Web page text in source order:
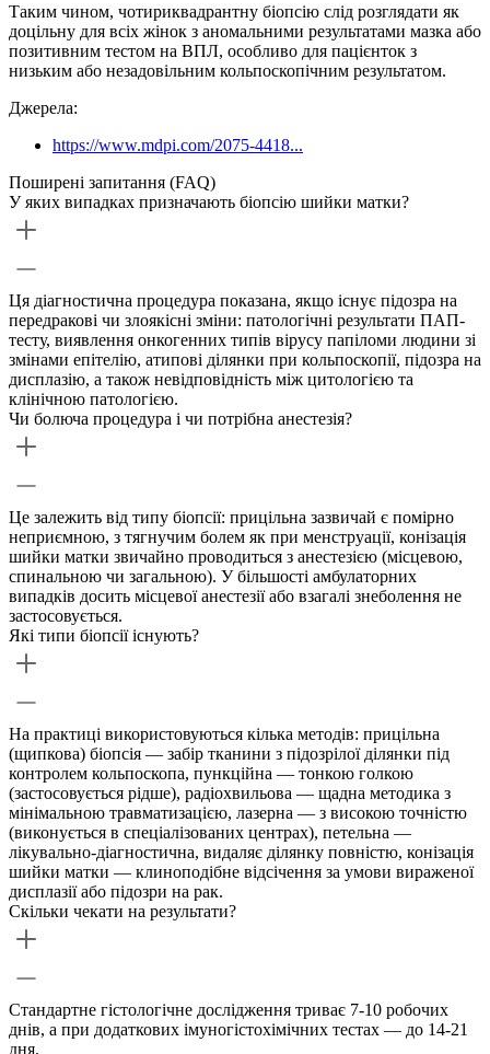
Таким чином, чотириквадрантну біопсію слід розглядати як
доцільну для всіх жінок з аномальними результатами мазка або
позитивним тестом на ВПЛ, особливо для пацієнток з
низьким або незадовільним кольпоскопічним результатом.
Джерела:
https://www.mdpi.com/2075-4418...
Поширені запитання (FAQ)
У яких випадках призначають біопсію шийки матки?
Ця діагностична процедура показана, якщо існує підозра на
передракові чи злоякісні зміни: патологічні результати ПАП-
тесту, виявлення онкогенних типів вірусу папіломи людини зі
змінами епітелію, атипові ділянки при кольпоскопії, підозра на
дисплазію, а також невідповідність між цитологією та
клінічною патологією.
Чи болюча процедура і чи потрібна анестезія?
Це залежить від типу біопсії: прицільна зазвичай є помірно
неприємною, з тягнучим болем як при менструації, конізація
шийки матки звичайно проводиться з анестезією (місцевою,
спинальною чи загальною). У більшості амбулаторних
випадків досить місцевої анестезії або взагалі знеболення не
застосовується.
Які типи біопсії існують?
На практиці використовуються кілька методів: прицільна
(щипкова) біопсія — забір тканини з підозрілої ділянки під
контролем кольпоскопа, пункційна — тонкою голкою
(застосовується рідше), радіохвильова — щадна методика з
мінімальною травматизацією, лазерна — з високою точністю
(виконується в спеціалізованих центрах), петельна —
лікувально-діагностична, видаляє ділянку повністю, конізація
шийки матки — клиноподібне відсічення за умови вираженої
дисплазії або підозри на рак.
Скільки чекати на результати?
Стандартне гістологічне дослідження триває 7-10 робочих
днів, а при додаткових імуногістохімічних тестах — до 14-21
дня.